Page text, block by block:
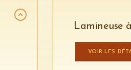
Lamineuse
VOIR LES